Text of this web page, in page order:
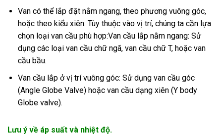
Van có thể lắp đặt nằm ngang, theo phương vuông góc,
hoặc theo kiểu xiên. Tùy thuộc vào vị trí, chúng ta cần lựa
chọn loại van cầu phù hợp:Van cầu lắp nằm ngang: Sử
dụng các loại van cầu chữ ngã, van cầu chữ T, hoặc van
cầu bầu.
Van cầu lắp ở vị trí vuông góc: Sử dụng van cầu góc
(Angle Globe Valve) hoặc van cầu dạng xiên (Y body
Globe valve).
Lưu ý về áp suất và nhiệt độ.